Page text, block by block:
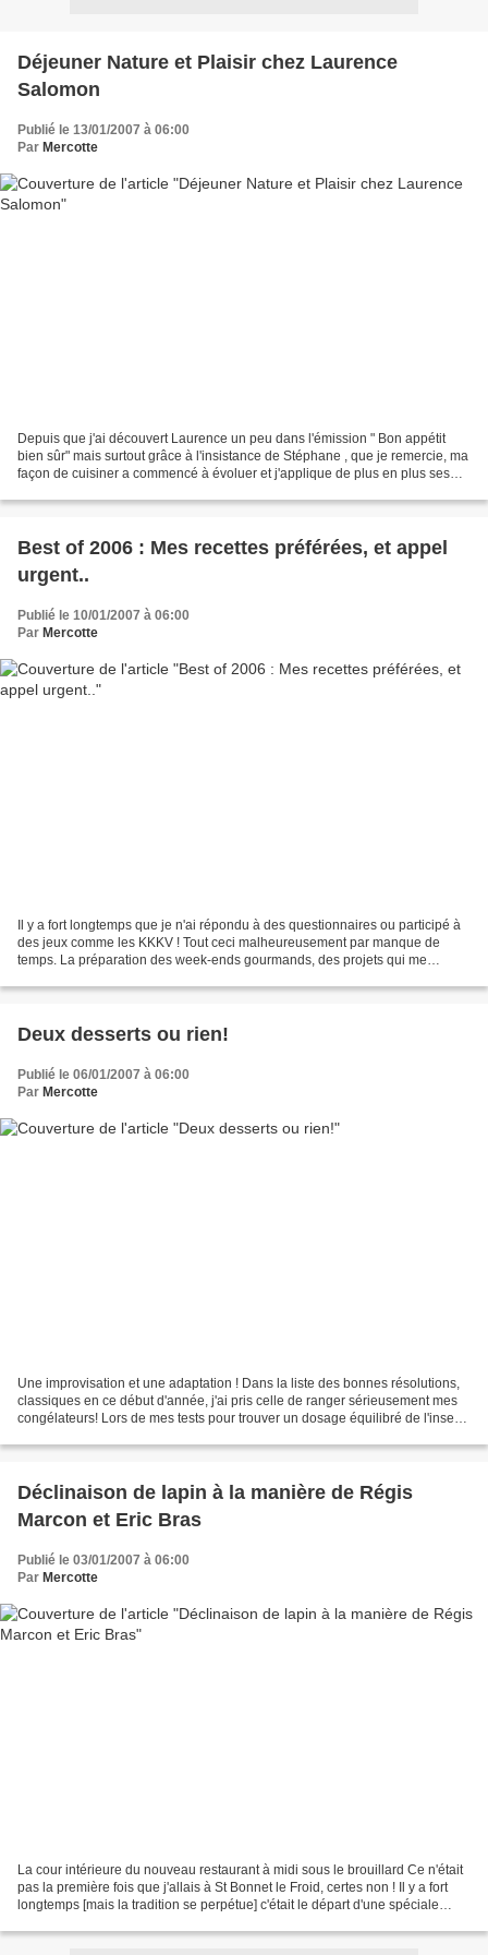
Déjeuner Nature et Plaisir chez Laurence
Salomon
Publié le 13/01/2007 à 06:00
Par Mercotte
Depuis que j'ai découvert Laurence un peu dans l'émission " Bon appétit
bien sûr" mais surtout grâce à l'insistance de Stéphane , que je remercie, ma
façon de cuisiner a commencé à évoluer et j'applique de plus en plus ses
Best of 2006 : Mes recettes préférées, et appel
urgent..
Publié le 10/01/2007 à 06:00
Par Mercotte
Il y a fort longtemps que je n'ai répondu à des questionnaires ou participé à
des jeux comme les KKKV ! Tout ceci malheureusement par manque de
temps. La préparation des week-ends gourmands, des projets qui me
Deux desserts ou rien!
Publié le 06/01/2007 à 06:00
Par Mercotte
Une improvisation et une adaptation ! Dans la liste des bonnes résolutions,
classiques en ce début d'année, j'ai pris celle de ranger sérieusement mes
congélateurs! Lors de mes tests pour trouver un dosage équilibré de l'insert
Déclinaison de lapin à la manière de Régis
Marcon et Eric Bras
Publié le 03/01/2007 à 06:00
Par Mercotte
La cour intérieure du nouveau restaurant à midi sous le brouillard Ce n'était
pas la première fois que j'allais à St Bonnet le Froid, certes non ! Il y a fort
longtemps [mais la tradition se perpétue] c'était le départ d'une spéciale